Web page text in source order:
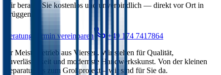
Wir beraten Sie kostenlos und unverbindlich — direkt vor Ort in
Brüggen
Beratungstermin vereinbaren
+49 174 7417864
Ihr Meisterbetrieb aus Viersen. Wir stehen für Qualität,
Zuverlässigkeit und modernste Handwerkskunst. Von der kleinen
Reparatur bis zum Großprojekt – wir sind für Sie da.